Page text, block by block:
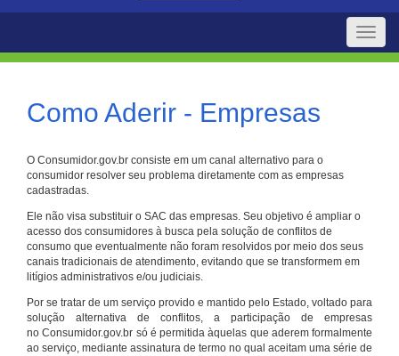
Toggle
Como Aderir - Empresas
O Consumidor.gov.br consiste em um canal alternativo para o
consumidor resolver seu problema diretamente com as empresas
cadastradas.
Ele não visa substituir o SAC das empresas. Seu objetivo é ampliar o
acesso dos consumidores à busca pela solução de conflitos de
consumo que eventualmente não foram resolvidos por meio dos seus
canais tradicionais de atendimento, evitando que se transformem em
litígios administrativos e/ou judiciais.
Por se tratar de um serviço provido e mantido pelo Estado, voltado para
solução alternativa de conflitos, a participação de empresas
no Consumidor.gov.br só é permitida àquelas que aderem formalmente
ao serviço, mediante assinatura de termo no qual aceitam uma série de